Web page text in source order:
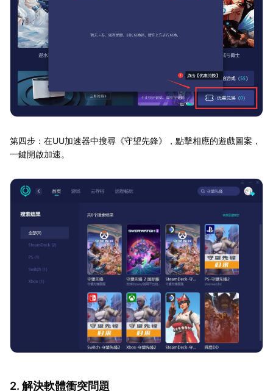
第四步：在UU加速器中搜尋《守望先鋒》，點擊相應的遊戲圖案，
一鍵開啟加速。
2. 解決軟體衝突問題